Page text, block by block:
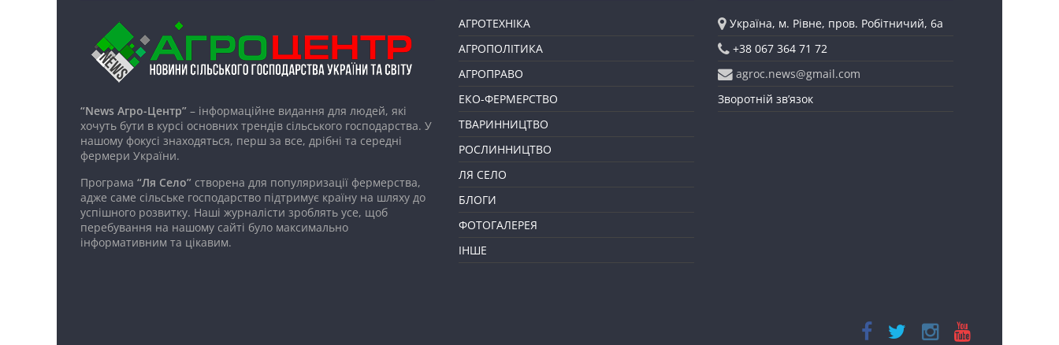
“News Агро-Центр” – інформаційне видання для людей, які
хочуть бути в курсі основних трендів сільського господарства. У
нашому фокусі знаходяться, перш за все, дрібні та середні
фермери України.
Програма “Ля Село” створена для популяризації фермерства,
адже саме сільське господарство підтримує країну на шляху до
успішного розвитку. Наші журналісти зроблять усе, щоб
перебування на нашому сайті було максимально
інформативним та цікавим.
АГРОТЕХНІКА
АГРОПОЛІТИКА
АГРОПРАВО
ЕКО-ФЕРМЕРСТВО
ТВАРИННИЦТВО
РОСЛИННИЦТВО
ЛЯ СЕЛО
БЛОГИ
ФОТОГАЛЕРЕЯ
ІНШЕ
Україна, м. Рівне, пров. Робітничий, 6а
+38 067 364 71 72
agroc.news@gmail.com
Зворотній зв’язок